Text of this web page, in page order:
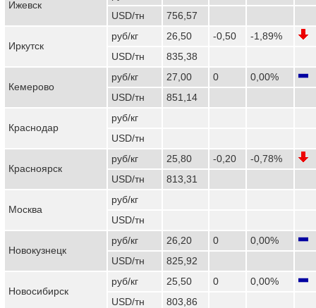
Ижевск
USD/тн
756,57
Иркутск
руб/кг 26,50 -0,50
-1,89%
USD/тн
835,38
Кемерово
руб/кг 27,00 0
0,00%
USD/тн
851,14
Краснодар
руб/кг
USD/тн
Красноярск
руб/кг 25,80 -0,20
-0,78%
USD/тн
813,31
Москва
руб/кг
USD/тн
Новокузнецк
руб/кг 26,20 0
0,00%
USD/тн
825,92
Новосибирск
руб/кг 25,50 0
0,00%
USD/тн
803,86